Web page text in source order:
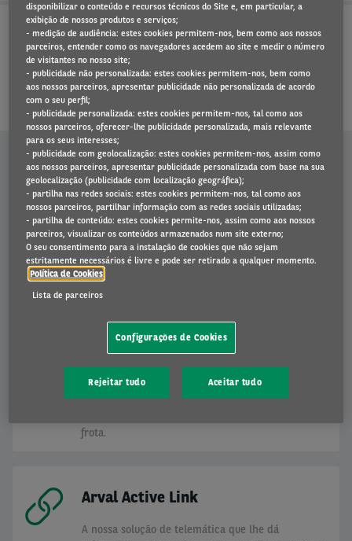
OS DESAFIOS NO SETOR AUTOMÓVEL
INDICADORES DE MERCADO
SERVIÇOS QUE ACRESCENTAM
VALOR
Account Team
A gestão dos contactos é essencial para fazer
My Arval - Reporting
A nossa ferramenta para tomada de decisões com
base em dados mais poderosa até agora, que lhe
frota.
Arval Active Link
A nossa solução de telemática que lhe dá
disponibilizar o conteúdo e recursos técnicos do Site e, em particular, a
exibição de nossos produtos e serviços;
- medição de audiência: estes cookies permitem-nos, bem como aos nossos
parceiros, entender como os navegadores acedem ao site e medir o número
de visitantes no nosso site;
- publicidade não personalizada: estes cookies permitem-nos, bem como
aos nossos parceiros, apresentar publicidade não personalizada de acordo
com o seu perfil;
- publicidade personalizada: estes cookies permitem-nos, tal como aos
nossos parceiros, oferecer-lhe publicidade personalizada, mais relevante
para os seus interesses;
- publicidade com geolocalização: estes cookies permitem-nos, assim como
aos nossos parceiros, apresentar publicidade personalizada com base na sua
geolocalização (publicidade com localização geográfica);
- partilha nas redes sociais: estes cookies permitem-nos, tal como aos
nossos parceiros, partilhar informação com as redes sociais utilizadas;
- partilha de conteúdo: estes cookies permite-nos, assim como aos nossos
parceiros, visualizar os conteúdos armazenados num site externo;
O seu consentimento para a instalação de cookies que não sejam
estritamente necessários é livre e pode ser retirado a qualquer momento.
Política de Cookies
Lista de parceiros
Configurações de Cookies
Rejeitar tudo Aceitar tudo